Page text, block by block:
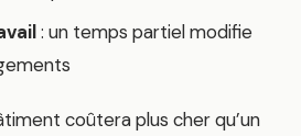
: un temps partiel modifie
coûtera plus cher qu’un